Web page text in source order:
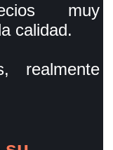
muy
calidad.
realmente